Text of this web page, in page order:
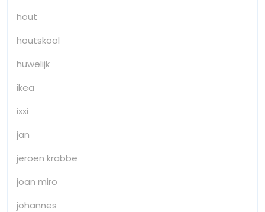
hout
houtskool
huwelijk
ikea
ixxi
jan
jeroen krabbe
joan miro
johannes